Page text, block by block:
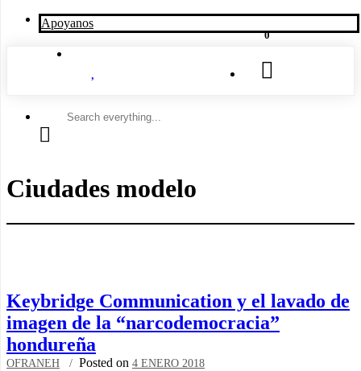
Apoyanos
0
Search
Ciudades modelo
Keybridge Communication y el lavado de
imagen de la “narcodemocracia”
hondureña
OFRANEH Posted on 4 ENERO 2018